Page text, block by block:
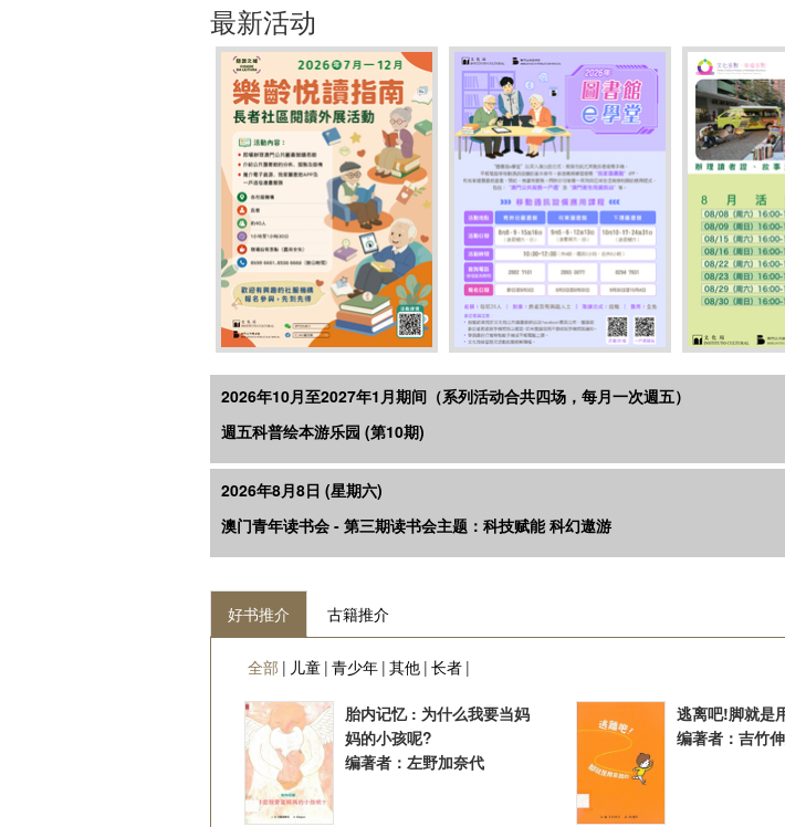
最新活动
2026年10月至2027年1月期间（系列活动合共四场，每月一次週五）
週五科普绘本游乐园 (第10期)
2026年8月8日 (星期六)
澳门青年读书会 - 第三期读书会主题：科技赋能 科幻遨游
好书推介 古籍推介
全部 | 儿童 | 青少年 | 其他 | 长者 |
胎内记忆 : 为什么我要当妈
妈的小孩呢?
编著者：左野加奈代
逃离吧!脚就是
编著者：吉竹